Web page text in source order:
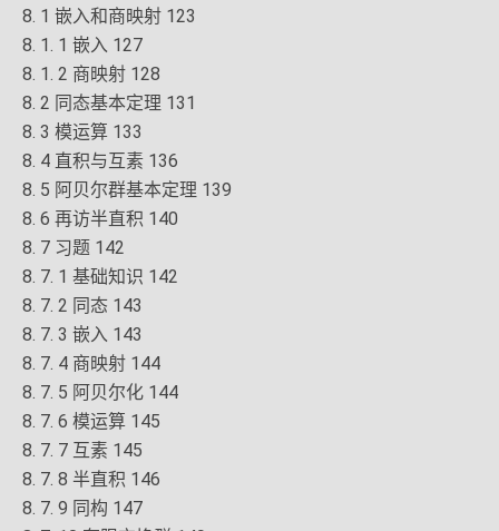
8. 1 嵌入和商映射 123
8. 1. 1 嵌入 127
8. 1. 2 商映射 128
8. 2 同态基本定理 131
8. 3 模运算 133
8. 4 直积与互素 136
8. 5 阿贝尔群基本定理 139
8. 6 再访半直积 140
8. 7 习题 142
8. 7. 1 基础知识 142
8. 7. 2 同态 143
8. 7. 3 嵌入 143
8. 7. 4 商映射 144
8. 7. 5 阿贝尔化 144
8. 7. 6 模运算 145
8. 7. 7 互素 145
8. 7. 8 半直积 146
8. 7. 9 同构 147